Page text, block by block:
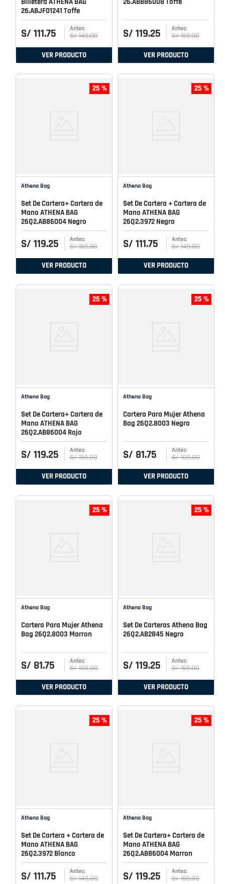
26.ABJF01241 Toffe
S/ 111.75 S/ 149.00
VER PRODUCTO
S/ 119.25 S/ 159.00
VER PRODUCTO
25 %
Athena Bag
Set De Cartera+ Cartera de
Mano ATHENA BAG
26Q2.AB86004 Negro
S/ 119.25 S/ 159.00
VER PRODUCTO
25 %
Athena Bag
Set De Cartera + Cartera de
Mano ATHENA BAG
26Q2.3972 Negro
S/ 111.75 S/ 149.00
VER PRODUCTO
25 %
Athena Bag
Set De Cartera+ Cartera de
Mano ATHENA BAG
26Q2.AB86004 Rojo
S/ 119.25 S/ 159.00
VER PRODUCTO
25 %
Athena Bag
Cartera Para Mujer Athena
Bag 26Q2.8003 Negro
S/ 81.75 S/ 109.00
VER PRODUCTO
25 %
Athena Bag
Cartera Para Mujer Athena
Bag 26Q2.8003 Marron
S/ 81.75 S/ 109.00
VER PRODUCTO
25 %
Athena Bag
Set De Carteras Athena Bag
26Q2.AB2845 Negro
S/ 119.25 S/ 159.00
VER PRODUCTO
25 %
Athena Bag
Set De Cartera + Cartera de
Mano ATHENA BAG
26Q2.3972 Blanco
S/ 111.75 S/ 149.00
25 %
Athena Bag
Set De Cartera+ Cartera de
Mano ATHENA BAG
26Q2.AB86004 Marron
S/ 119.25 S/ 159.00